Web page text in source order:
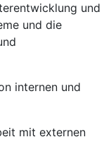
und
und die
internen und
mit externen